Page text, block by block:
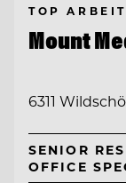
TOP
Mount
6311
SENIOR
OFFICE